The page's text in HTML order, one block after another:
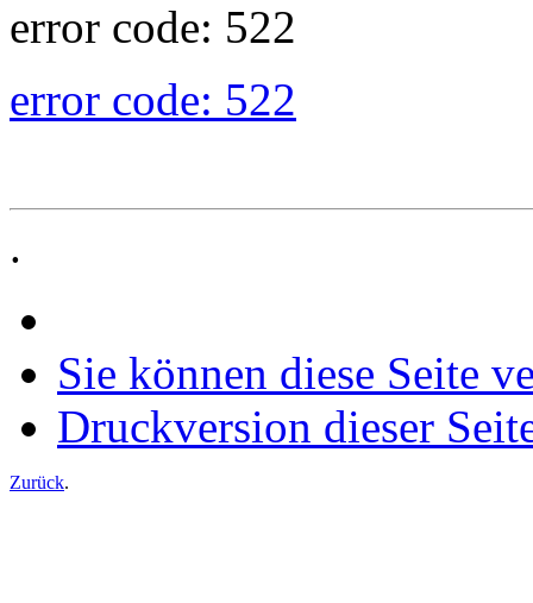
error code: 522
error code: 522
.
Sie können diese Seite
Druckversion dieser
Zurück.